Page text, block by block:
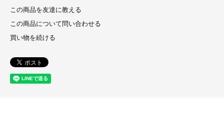
この商品を友達に教える
この商品について問い合わせる
買い物を続ける